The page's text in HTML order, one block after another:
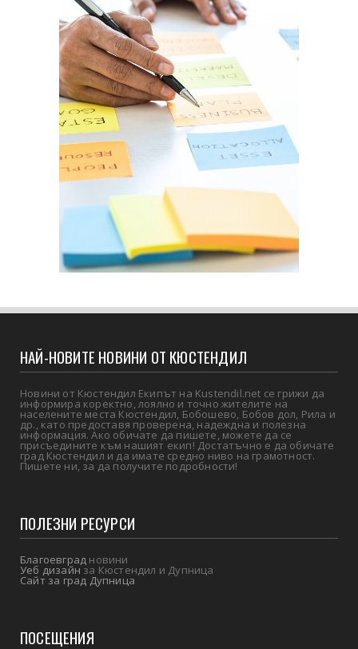
НАЙ-НОВИТЕ НОВИНИ ОТ КЮСТЕНДИЛ
Новини от Кюстендил Екипът на Kustendil.net се грижи да
информира коректно, лоялно и точно жителите на
населените места Кюстендил, Бобошево, Бобов дол, Рила и
др., като предоставя проверена, надеждна и полезна
информация. Ако обичате да пишете, можете да се
присъедините към нашият екип! Достатъчно е да обичате
град Кюстендил и да имате средно ниво на грамотност.
Пишете ни, за да получите подробности!
ПОЛЕЗНИ РЕСУРСИ
Благоевград новини
Уеб дизайнза Кюстендил и Дупница
Сайт за град Дупница
ПОСЕЩЕНИЯ